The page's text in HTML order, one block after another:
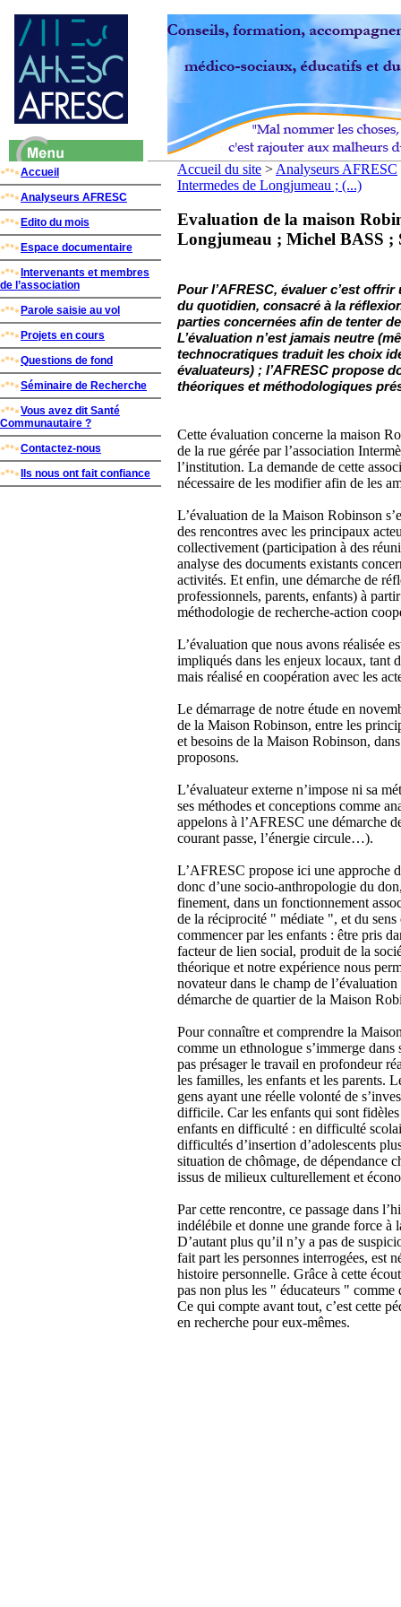
Accueil
Analyseurs AFRESC
Edito du mois
Espace documentaire
Intervenants et membres
de l’association
Parole saisie au vol
Projets en cours
Questions de fond
Séminaire de Recherche
Vous avez dit Santé
Communautaire ?
Contactez-nous
Ils nous ont fait confiance
Accueil du site > Analyseurs AFRESC
Intermedes de Longjumeau ; (...)
Evaluation de la maison
Longjumeau ; Michel BASS ;
Pour l’AFRESC, évaluer c’est
du quotidien, consacré à la
parties concernées afin de tenter
L’évaluation n’est jamais neutre
technocratiques traduit les choix
évaluateurs) ; l’AFRESC propose
théoriques et méthodologiques
Cette évaluation concerne la maison
de la rue gérée par l’association
l’institution. La demande de cette
nécessaire de les modifier afin de les
L’évaluation de la Maison Robinson
des rencontres avec les principaux
collectivement (participation à des
analyse des documents existants
activités. Et enfin, une démarche de
professionnels, parents, enfants) à
méthodologie de recherche-action
L’évaluation que nous avons réalisée
impliqués dans les enjeux locaux, tant
mais réalisé en coopération avec les
Le démarrage de notre étude en
de la Maison Robinson, entre les
et besoins de la Maison Robinson,
proposons.
L’évaluateur externe n’impose ni sa
ses méthodes et conceptions comme
appelons à l’AFRESC une démarche
courant passe, l’énergie circule…).
L’AFRESC propose ici une approche
donc d’une socio-anthropologie du
finement, dans un fonctionnement
de la réciprocité " médiate ", et du
commencer par les enfants : être pris
facteur de lien social, produit de la
théorique et notre expérience nous
novateur dans le champ de
démarche de quartier de la Maison
Pour connaître et comprendre la
comme un ethnologue s’immerge
pas présager le travail en profondeur
les familles, les enfants et les parents.
gens ayant une réelle volonté de
difficile. Car les enfants qui sont
enfants en difficulté : en difficulté
difficultés d’insertion d’adolescents
situation de chômage, de dépendance
issus de milieux culturellement et
Par cette rencontre, ce passage dans
indélébile et donne une grande force à
D’autant plus qu’il n’y a pas de
fait part les personnes interrogées, est
histoire personnelle. Grâce à cette
pas non plus les " éducateurs " comme
Ce qui compte avant tout, c’est cette
en recherche pour eux-mêmes.